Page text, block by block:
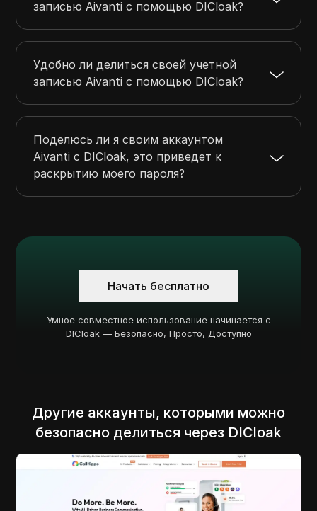
записью Aivanti с помощью DICloak?
Удобно ли делиться своей учетной
записью Aivanti с помощью DICloak?
Поделюсь ли я своим аккаунтом
Aivanti с DICloak, это приведет к
раскрытию моего пароля?
Начать бесплатно
Умное совместное использование начинается с
DICloak — Безопасно, Просто, Доступно
Другие аккаунты, которыми можно
безопасно делиться через DICloak